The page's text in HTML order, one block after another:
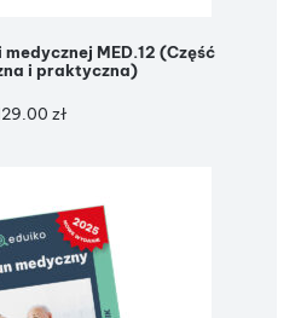
MED.12 (Część
i praktyczna)
zł